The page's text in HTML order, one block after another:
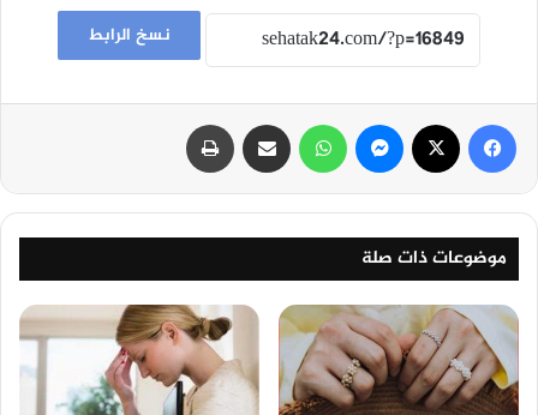
نسخ الرابط
فيسبوك ماسنجر واتساب مشاركة عبر البريد
موضوعات ذات صلة